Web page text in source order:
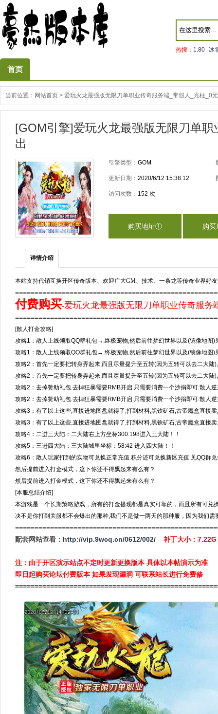
热搜： 1.80 冰
首页
当前位置： 网站首页 > 爱玩火龙最强版无限刀单职业传奇服务端_带假人_光柱_0
[GOM引擎]爱玩火龙最强版无限刀单
出
引擎类型： GOM
更新日期： 2020/6/12 15:38:12
访问次数： 152 次
购买地址① 购
详情介绍
本站支持代销互换开区传奇版本、欢迎广大GM、技术、一条龙等传奇业界好
付费购买-爱玩火龙最强版无限刀单职业传奇服务
[散人打金攻略]
攻略1：散人上线领取QQ群礼包→.终极宠物,然后前往梦幻世界以及(镜像地图)
攻略1：散人上线领取QQ群礼包→.终极宠物,然后前往梦幻世界以及(镜像地图)
攻略2：首先一定要把转身弄起来,而且尽量提升至五转(因为五转可以去二大陆
攻略2：首先一定要把转身弄起来,而且尽量提升至五转(因为五转可以去二大陆
攻略2：去掉赞助礼包.去掉狂暴需要RMB开启.只需要消费一个沙捐即可.散人
攻略2：去掉赞助礼包.去掉狂暴需要RMB开启.只需要消费一个沙捐即可.散人
攻略3：有了以上这些,直接进地图盘就得了,打到材料,黑铁矿石,古帝魔盒直接
攻略3：有了以上这些,直接进地图盘就得了,打到材料,黑铁矿石,古帝魔盒直接
攻略4：二进三大陆：二大陆右上方坐标300:198进入三大陆！！
攻略5：三进四大陆：三大陆城里坐标：58:42 进入四大陆！！
攻略6：散人玩家打到的实物可兑换正常充值.积分还可兑换新区充值.见QQ群
然后提前进入打金模式，这下你还不得飘起来有么有？
然后提前进入打金模式，这下你还不得飘起来有么有？
[本服总结介绍]
本游戏是一个长期策略游戏，所有的打金提现都是真实可靠的，而且所有可兑
决不是你打到关服都不会爆出的那种,我们不是做一两天的那种服，因为我们需
配套网站查看： http://vip.9wcq.cn/0612/002/ 补丁大小：
注：由于开区演示站点不定时更新更换版本 具体以本帖演示为准
即日起购买论坛付费版本 如果发现漏洞 可联系站长进行免费修